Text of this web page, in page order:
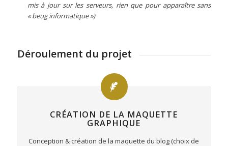
mis à jour sur les serveurs, rien que pour apparaître sans
« beug informatique »)
Déroulement du projet
CRÉATION DE LA MAQUETTE
GRAPHIQUE
Conception & création de la maquette du blog (choix de